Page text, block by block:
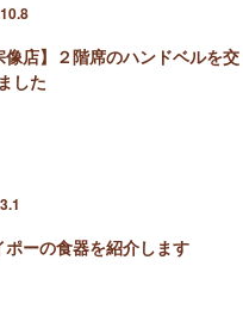
像店】２階席のハンドベルを交
した
ポーの食器を紹介します